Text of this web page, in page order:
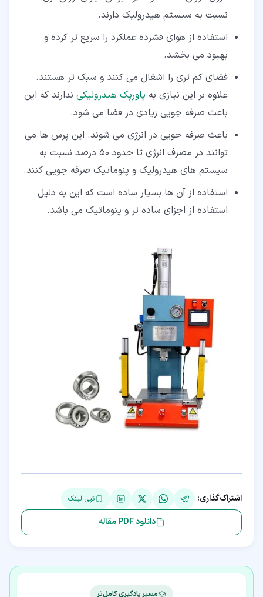
نسبت به سیستم هیدرولیک دارند.
استفاده از هوای فشرده عملکرد را سریع تر کرده و
بهبود می بخشد.
فضای کم تری را اشغال می کنند و سبک تر هستند.
علاوه بر این نیازی به پاورپک هیدرولیکی ندارند که این
باعث صرفه جویی زیادی در فضا می شود.
باعث صرفه جویی در انرژی می شوند. این پرس ها می
توانند در مصرف انرژی تا حدود 50 درصد نسبت به
سیستم های هیدرولیک و پنوماتیک صرفه جویی کنند.
استفاده از آن ها بسیار ساده است که این به دلیل
استفاده از اجزای ساده تر و پنوماتیک می باشد.
اشتراک‌گذاری: کپی لینک
دانلود PDF مقاله
مسیر یادگیری کامل‌تر